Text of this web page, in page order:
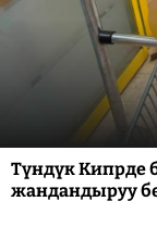
Түндүк Кипрде
жандандыруу